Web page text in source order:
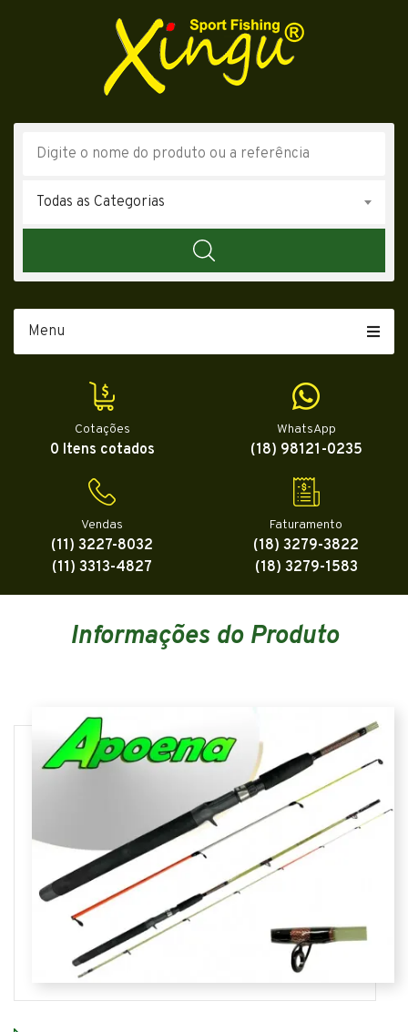
Todas as Categorias
Menu
Cotações
0 Itens cotados
WhatsApp
(18) 98121-0235
Vendas
(11) 3227-8032
(11) 3313-4827
Faturamento
(18) 3279-3822
(18) 3279-1583
Informações do Produto